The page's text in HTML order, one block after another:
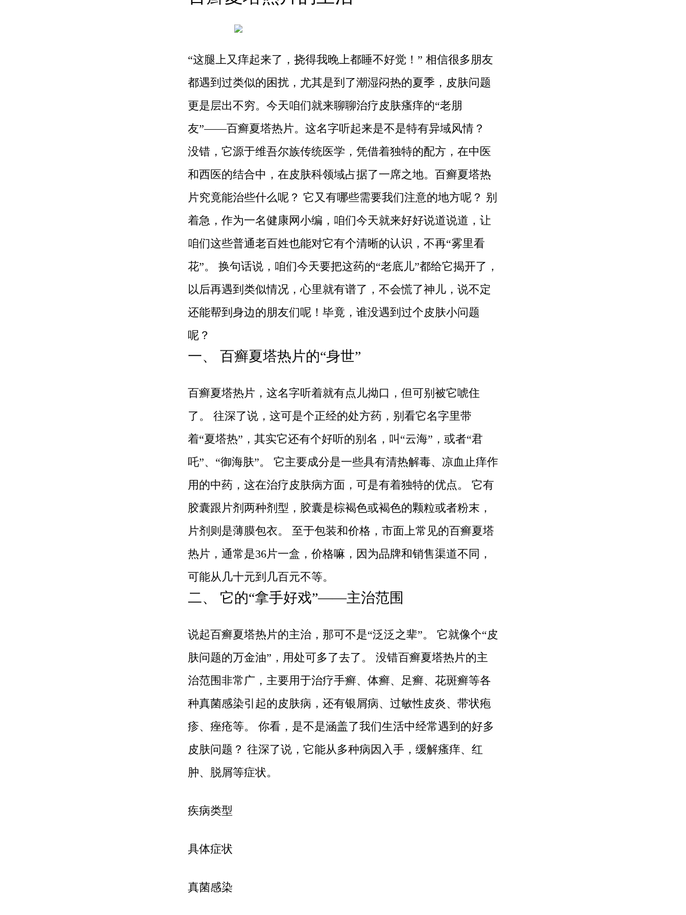
“这腿上又痒起来了，挠得我晚上都睡不好觉！” 相信很多朋友
都遇到过类似的困扰，尤其是到了潮湿闷热的夏季，皮肤问题
更是层出不穷。今天咱们就来聊聊治疗皮肤瘙痒的“老朋
友”——百癣夏塔热片。这名字听起来是不是特有异域风情？
没错，它源于维吾尔族传统医学，凭借着独特的配方，在中医
和西医的结合中，在皮肤科领域占据了一席之地。百癣夏塔热
片究竟能治些什么呢？ 它又有哪些需要我们注意的地方呢？ 别
着急，作为一名健康网小编，咱们今天就来好好说道说道，让
咱们这些普通老百姓也能对它有个清晰的认识，不再“雾里看
花”。 换句话说，咱们今天要把这药的“老底儿”都给它揭开了，
以后再遇到类似情况，心里就有谱了，不会慌了神儿，说不定
还能帮到身边的朋友们呢！毕竟，谁没遇到过个皮肤小问题
呢？
一、 百癣夏塔热片的“身世”
百癣夏塔热片，这名字听着就有点儿拗口，但可别被它唬住
了。 往深了说，这可是个正经的处方药，别看它名字里带
着“夏塔热”，其实它还有个好听的别名，叫“云海”，或者“君
吒”、“御海肤”。 它主要成分是一些具有清热解毒、凉血止痒作
用的中药，这在治疗皮肤病方面，可是有着独特的优点。 它有
胶囊跟片剂两种剂型，胶囊是棕褐色或褐色的颗粒或者粉末，
片剂则是薄膜包衣。 至于包装和价格，市面上常见的百癣夏塔
热片，通常是36片一盒，价格嘛，因为品牌和销售渠道不同，
可能从几十元到几百元不等。
二、 它的“拿手好戏”——主治范围
说起百癣夏塔热片的主治，那可不是“泛泛之辈”。 它就像个“皮
肤问题的万金油”，用处可多了去了。 没错百癣夏塔热片的主
治范围非常广，主要用于治疗手癣、体癣、足癣、花斑癣等各
种真菌感染引起的皮肤病，还有银屑病、过敏性皮炎、带状疱
疹、痤疮等。 你看，是不是涵盖了我们生活中经常遇到的好多
皮肤问题？ 往深了说，它能从多种病因入手，缓解瘙痒、红
肿、脱屑等症状。
疾病类型
具体症状
真菌感染